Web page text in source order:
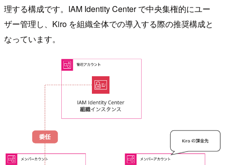
理する構成です。IAM Identity Center で中央集権的にユー
ザー管理し、Kiro を組織全体での導入する際の推奨構成と
なっています。